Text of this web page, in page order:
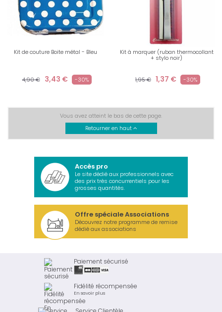
Kit de couture Boite métal - Bleu
4,90 € 3,43 € -30%
Kit à marquer (ruban thermocollant
+ stylo noir)
1,95 € 1,37 € -30%
Vous avez atteint le bas de cette page.
Retourner en haut
Accès pro
Le site dédié aux professionnels avec
des prix très concurrentiels pour les
grosses quantités.
Offre spéciale Associations
Découvrez notre programme de remise
dédié aux associations
Paiement sécurisé
Fidélité récompensée
En savoir plus